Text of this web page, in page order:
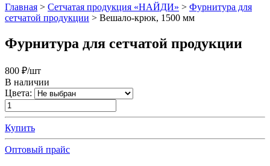
Главная > Сетчатая продукция «НАЙДИ» > Фурнитура для
сетчатой продукции > Вешало-крюк, 1500 мм
Фурнитура для сетчатой продукции
800 ₽/шт
В наличии
Цвета:
Купить
Оптовый прайс